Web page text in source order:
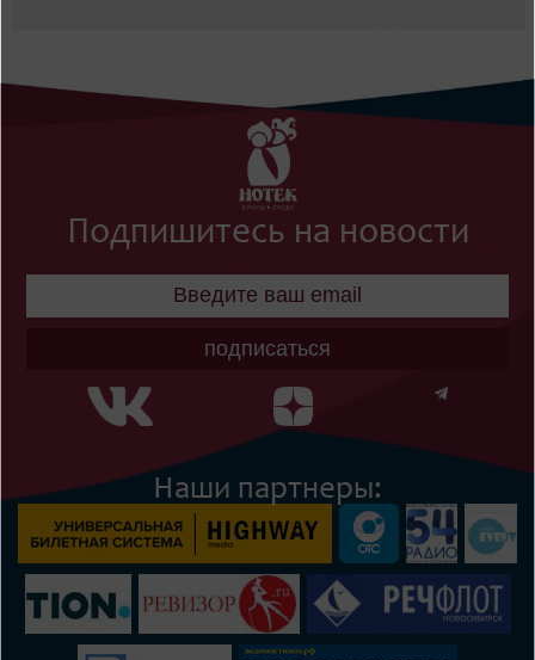
Подпишитесь на новости
подписаться
Наши партнеры: